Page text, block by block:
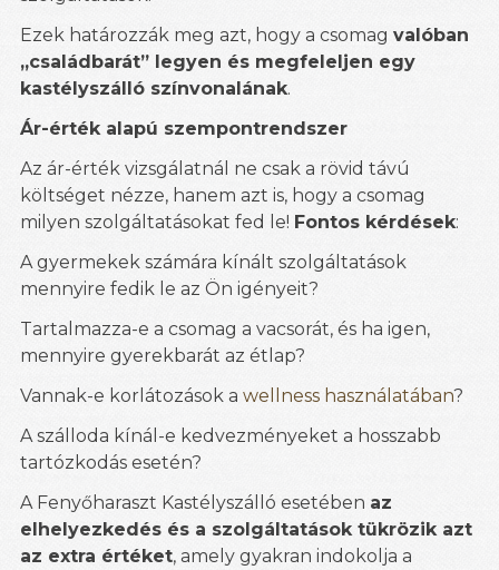
Ezek határozzák meg azt, hogy a csomag valóban
„családbarát” legyen és megfeleljen egy
kastélyszálló színvonalának.
Ár-érték alapú szempontrendszer
Az ár-érték vizsgálatnál ne csak a rövid távú
költséget nézze, hanem azt is, hogy a csomag
milyen szolgáltatásokat fed le! Fontos kérdések:
A gyermekek számára kínált szolgáltatások
mennyire fedik le az Ön igényeit?
Tartalmazza-e a csomag a vacsorát, és ha igen,
mennyire gyerekbarát az étlap?
Vannak-e korlátozások a wellness használatában?
A szálloda kínál-e kedvezményeket a hosszabb
tartózkodás esetén?
A Fenyőharaszt Kastélyszálló esetében az
elhelyezkedés és a szolgáltatások tükrözik azt
az extra értéket, amely gyakran indokolja a